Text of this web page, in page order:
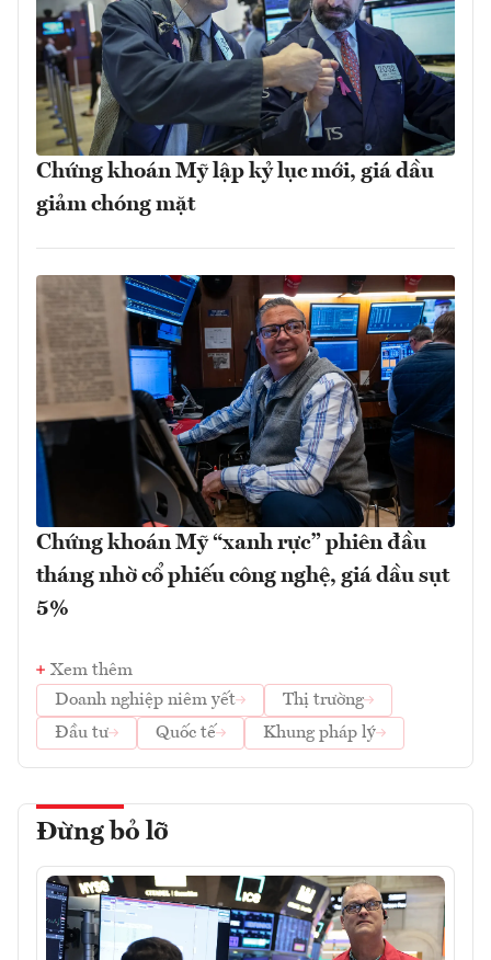
Chứng khoán Mỹ lập kỷ lục mới, giá dầu
giảm chóng mặt
Chứng khoán Mỹ “xanh rực” phiên đầu
tháng nhờ cổ phiếu công nghệ, giá dầu sụt
5%
Xem thêm
Doanh nghiệp niêm yết
Thị trường
Đầu tư
Quốc tế Khung pháp lý
Đừng bỏ lỡ